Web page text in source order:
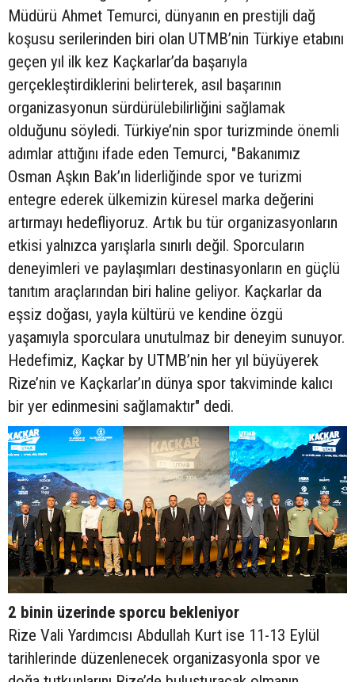
Müdürü Ahmet Temurci, dünyanın en prestijli dağ
koşusu serilerinden biri olan UTMB’nin Türkiye etabını
geçen yıl ilk kez Kaçkarlar’da başarıyla
gerçekleştirdiklerini belirterek, asıl başarının
organizasyonun sürdürülebilirliğini sağlamak
olduğunu söyledi. Türkiye’nin spor turizminde önemli
adımlar attığını ifade eden Temurci, "Bakanımız
Osman Aşkın Bak’ın liderliğinde spor ve turizmi
entegre ederek ülkemizin küresel marka değerini
artırmayı hedefliyoruz. Artık bu tür organizasyonların
etkisi yalnızca yarışlarla sınırlı değil. Sporcuların
deneyimleri ve paylaşımları destinasyonların en güçlü
tanıtım araçlarından biri haline geliyor. Kaçkarlar da
eşsiz doğası, yayla kültürü ve kendine özgü
yaşamıyla sporculara unutulmaz bir deneyim sunuyor.
Hedefimiz, Kaçkar by UTMB’nin her yıl büyüyerek
Rize’nin ve Kaçkarlar’ın dünya spor takviminde kalıcı
bir yer edinmesini sağlamaktır" dedi.
2 binin üzerinde sporcu bekleniyor
Rize Vali Yardımcısı Abdullah Kurt ise 11-13 Eylül
tarihlerinde düzenlenecek organizasyonla spor ve